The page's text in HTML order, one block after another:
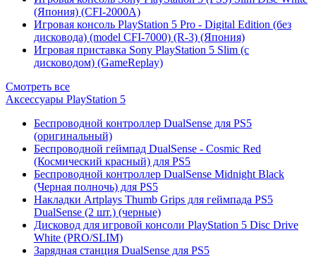
(Япония) (CFI-2000A)
Игровая консоль PlayStation 5 Pro - Digital Edition (без
дисковода) (model CFI-7000) (R-3) (Япония)
Игровая приставка Sony PlayStation 5 Slim (с
дисководом) (GameReplay)
Смотреть все
Аксессуары PlayStation 5
Беспроводной контроллер DualSense для PS5
(оригинальный)
Беспроводной геймпад DualSense - Cosmic Red
(Космический красный) для PS5
Беспроводной контроллер DualSense Midnight Black
(Черная полночь) для PS5
Накладки Artplays Thumb Grips для геймпада PS5
DualSense (2 шт.) (черные)
Дисковод для игровой консоли PlayStation 5 Disc Drive
White (PRO/SLIM)
Зарядная станция DualSense для PS5